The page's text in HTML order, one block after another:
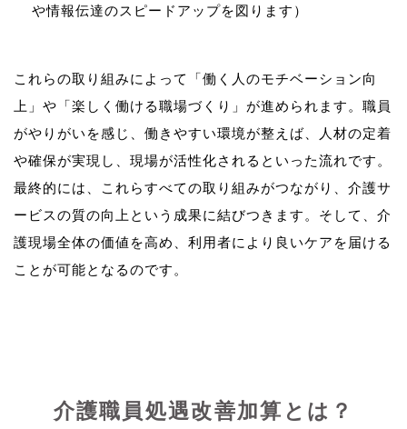
や情報伝達のスピードアップを図ります）
これらの取り組みによって「働く人のモチベーション向
上」や「楽しく働ける職場づくり」が進められます。職員
がやりがいを感じ、働きやすい環境が整えば、人材の定着
や確保が実現し、現場が活性化されるといった流れです。
最終的には、これらすべての取り組みがつながり、介護サ
ービスの質の向上という成果に結びつきます。そして、介
護現場全体の価値を高め、利用者により良いケアを届ける
介護職員処遇改善加算とは？